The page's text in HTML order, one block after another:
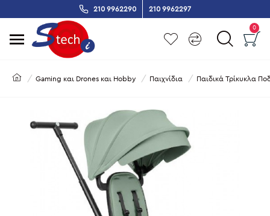
210 9962290 210 9962297
0
Gaming και Drones και Hobby Παιχνίδια Παιδικά Τρίκυκλα